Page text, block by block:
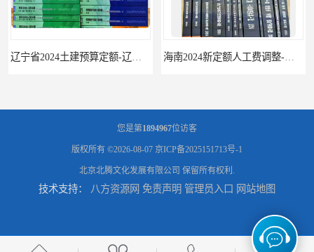
您是第1894967位访客
版权所有 ©2026-08-07 京ICP备2025151713号-1
北京北腾文化发展有限公司 保留所有权利.
技术支持： 八方资源网 免责声明 管理员入口 网站地图